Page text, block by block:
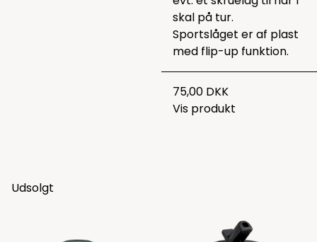
skal på tur.
Sportslåget er af plast
med flip-up funktion.
75,00 DKK
Vis produkt
Udsolgt